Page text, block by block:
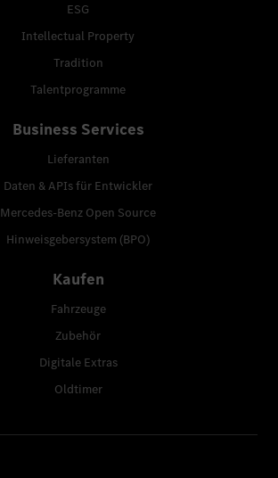
ESG
Intellectual Property
Tradition
Talentprogramme
Business Services
Lieferanten
Daten & APIs für Entwickler
Mercedes-Benz Open Source
Hinweisgebersystem (BPO)
Kaufen
Fahrzeuge
Zubehör
Digitale Extras
Oldtimer